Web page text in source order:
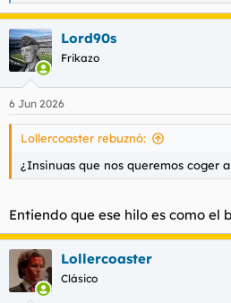
e
a
c
c
i
e
s
Lord90s
Frikazo
6 Jun 2026
Lollercoaster rebuznó:
¿Insinuas que nos queremos coger a
Entiendo que ese hilo es como el
Lollercoaster
Clásico